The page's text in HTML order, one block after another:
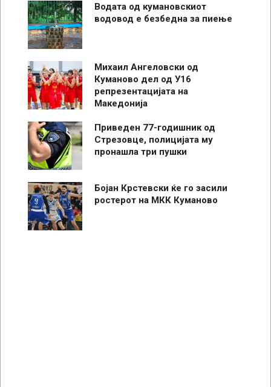
Водата од кумановскиот
водовод е безбедна за пиење
Михаил Ангеловски од
Куманово дел од У16
репрезентацијата на
Македонија
Приведен 77-годишник од
Стрезовце, полицијата му
пронашла три пушки
Бојан Крстевски ќе го засили
ростерот на МКК Куманово